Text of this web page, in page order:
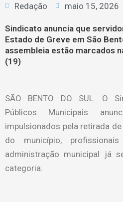
Redação maio 15, 2026
Sindicato anuncia que
Estado de Greve em São
assembleia estão marcados
(19)
SÃO BENTO DO SUL. O
Públicos Municipais
impulsionados pela retirada
do município,
administração municipal já
categoria.